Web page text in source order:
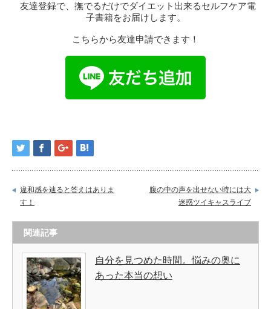
友達登録で、撫でるだけでダイエット出来るセルフケア電
子書籍をお届けします。
こちらから友達申請できます！
違和感を辿ると答えはありま
す！
腹の中の声を出せない時には大
迷惑ツイキャスライブ
関連記事
自分を見つめた時間。悩みの奥に
あった本当の想い